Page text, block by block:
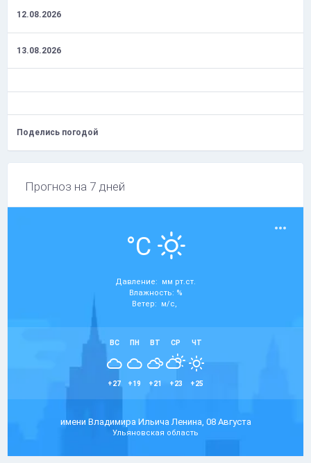
12.08.2026
13.08.2026
Поделись погодой
Прогноз на 7 дней
°C
Давление: мм рт.ст.
Влажность: %
Ветер: м/с,
ВС
+27
ПН
+19
ВТ
+21
СР
+23
ЧТ
+25
имени Владимира Ильича Ленина, 08 Августа
Ульяновская область